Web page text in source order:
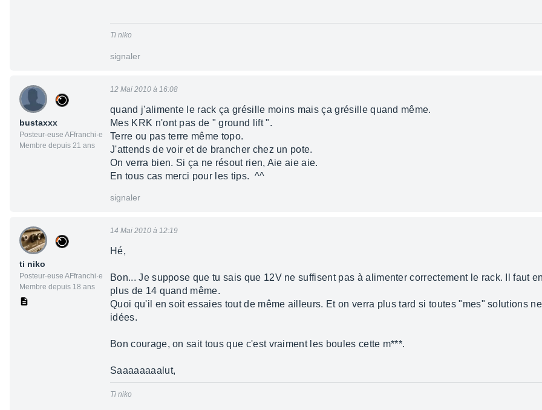
Ti niko
signaler
bustaxxx
Posteur·euse AFfranchi·e
Membre depuis 21 ans
12 Mai 2010 à 16:08
quand j'alimente le rack ça grésille moins mais ça grésille quand même.
Mes KRK n'ont pas de " ground lift ".
Terre ou pas terre même topo.
J'attends de voir et de brancher chez un pote.
On verra bien. Si ça ne résout rien, Aie aie aie.
En tous cas merci pour les tips. ^^
signaler
ti niko
Posteur·euse AFfranchi·e
Membre depuis 18 ans
14 Mai 2010 à 12:19
Hé,
Bon... Je suppose que tu sais que 12V ne suffisent pas à alimenter correctement le rack. Il faut
plus de 14 quand même.
Quoi qu'il en soit essaies tout de même ailleurs. Et on verra plus tard si toutes "mes" solutions
idées.
Bon courage, on sait tous que c'est vraiment les boules cette m***.
Saaaaaaaalut,
Ti niko